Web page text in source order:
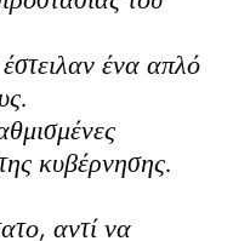
ένα απλό
κυβέρνησης.
αντί να